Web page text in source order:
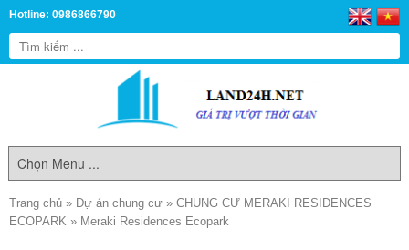
Hotline: 0986866790
Trang chủ » Dự án chung cư » CHUNG CƯ MERAKI RESIDENCES
ECOPARK » Meraki Residences Ecopark